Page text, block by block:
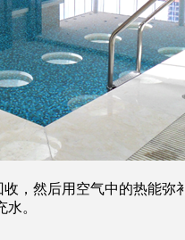
然后用空气中的热能弥
。